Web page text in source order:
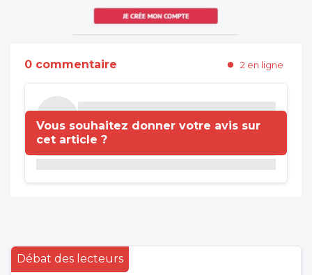
0 commentaire 2 en ligne
Vous souhaitez donner votre avis sur
cet article ?
Débat des lecteurs